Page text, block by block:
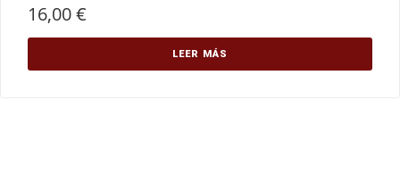
16,00€
LEER MÁS